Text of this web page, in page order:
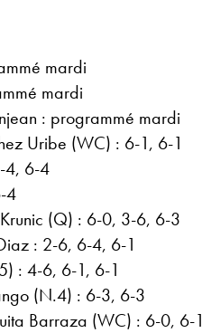
mardi
mardi
: programmé mardi
Uribe (WC) : 6-1, 6-1
4, 6-4
4
(Q) : 6-0, 3-6, 6-3
: 2-6, 6-4, 6-1
: 4-6, 6-1, 6-1
(N.4) : 6-3, 6-3
Barraza (WC) : 6-0, 6-1